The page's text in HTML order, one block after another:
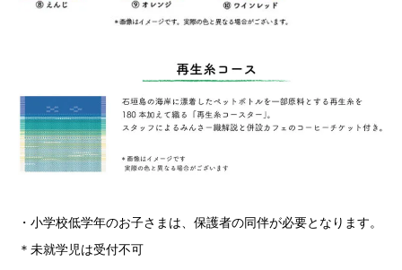
・小学校低学年のお子さまは、保護者の同伴が必要となります。
＊未就学児は受付不可